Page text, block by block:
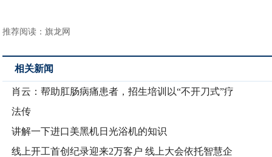
推荐阅读：旗龙网
相关新闻
肖云：帮助肛肠病痛患者，招生培训以“不开刀式”疗
法传
讲解一下进口美黑机日光浴机的知识
线上开工首创纪录迎来2万客户 线上大会依托智慧企